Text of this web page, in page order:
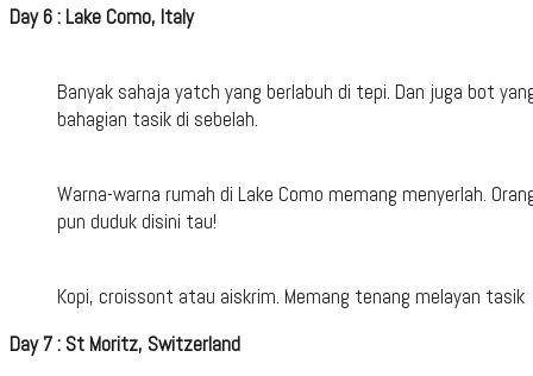
Day 6 : Lake Como, Italy
Banyak sahaja yatch yang berlabuh di tepi. Dan juga bot
bahagian tasik di sebelah.
Warna-warna rumah di Lake Como memang menyerlah.
pun duduk disini tau!
Kopi, croissont atau aiskrim. Memang tenang melayan tasik
Day 7 : St Moritz, Switzerland